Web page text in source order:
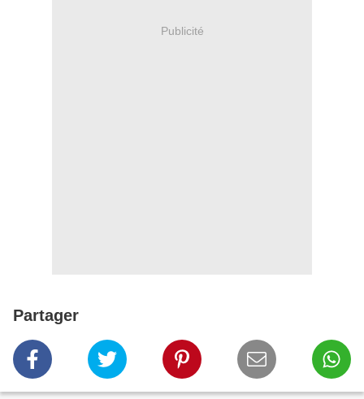
Publicité
Partager